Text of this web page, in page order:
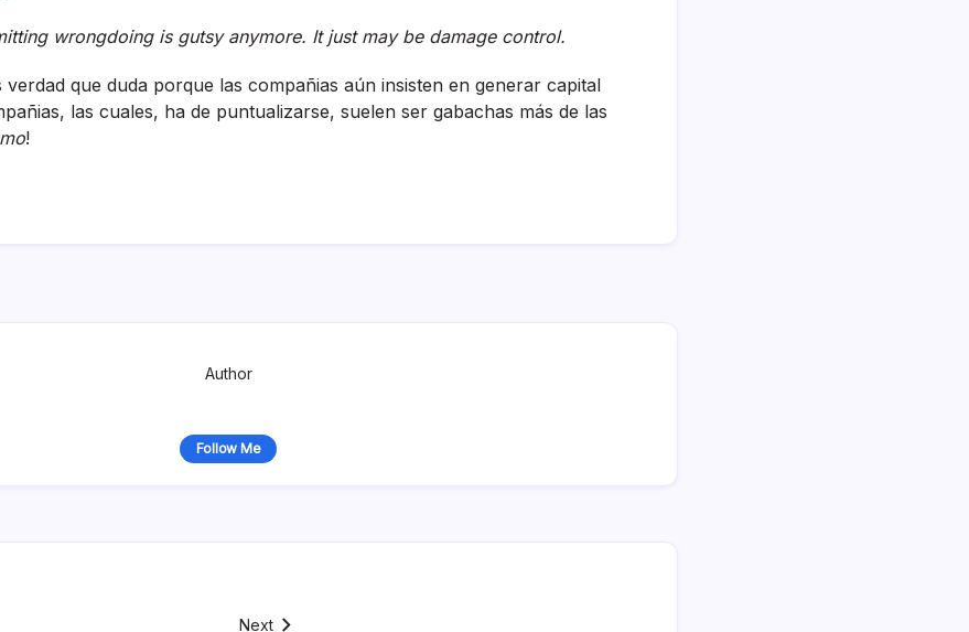
wrongdoing is gutsy anymore. It just may be damage control.
verdad que duda porque las compañias aún insisten en generar capital
las cuales, ha de puntualizarse, suelen ser gabachas más de las
!
Author
Follow Me
Next